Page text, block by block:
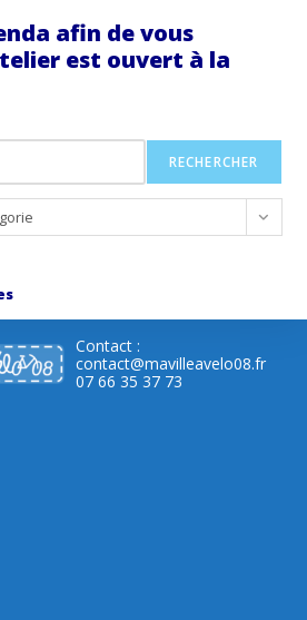
afin de vous
est ouvert à la
RECHERCHER
Contact :
contact@mavilleavelo08.fr
07 66 35 37 73